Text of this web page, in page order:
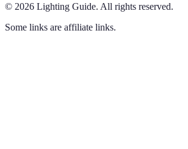
© 2026 Lighting Guide. All rights reserved.
Some links are affiliate links.